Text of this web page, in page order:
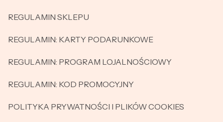
REGULAMIN SKLEPU
REGULAMIN: KARTY PODARUNKOWE
REGULAMIN: PROGRAM LOJALNOŚCIOWY
REGULAMIN: KOD PROMOCYJNY
POLITYKA PRYWATNOŚCI I PLIKÓW COOKIES